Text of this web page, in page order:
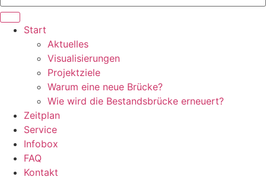
Start
Aktuelles
Visualisierungen
Projektziele
Warum eine neue Brücke?
Wie wird die Bestandsbrücke erneuert?
Zeitplan
Service
Infobox
FAQ
Kontakt